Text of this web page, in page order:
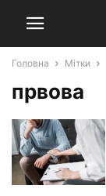
Головна Мітки
првова